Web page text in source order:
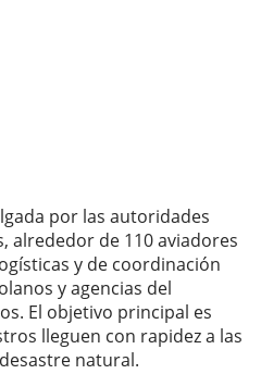
por las autoridades
alrededor de 110 aviadores
y de coordinación
y agencias del
El objetivo principal es
lleguen con rapidez a las
natural.